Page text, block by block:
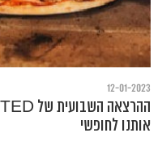
12-01-2023
אותנו לחופשי